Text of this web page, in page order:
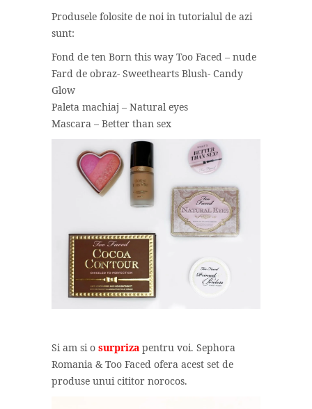
Produsele folosite de noi in tutorialul de azi
sunt:
Fond de ten Born this way Too Faced – nude
Fard de obraz- Sweethearts Blush- Candy
Glow
Paleta machiaj – Natural eyes
Mascara – Better than sex
Si am si o surpriza pentru voi. Sephora
Romania & Too Faced ofera acest set de
produse unui cititor norocos.